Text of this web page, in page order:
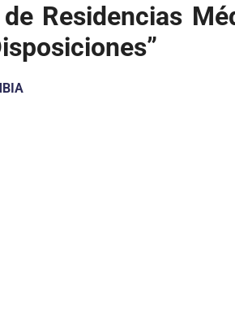
Residencias